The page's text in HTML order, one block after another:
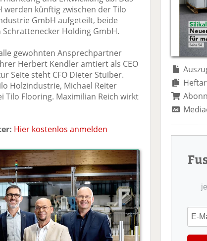
o
o
k
te
e
n
di
n
te
il
n
v
er
n
werden künftig zwischen der Tilo
GmbH aufgeteilt, beide
Holding GmbH.
gewohnten Ansprechpartner
Herbert Kendler amtiert als CEO
Seite steht CFO Dieter Stuiber.
Holzindustrie, Michael Reiter
Flooring. Maximilian Reich wirkt
Hier kostenlos anmelden